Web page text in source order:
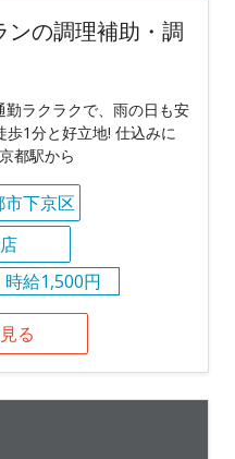
ンの調理補助・調
ラクラクで、雨の日も安
1分と好立地! 仕込みに
都駅から
市下京区
時給1,500円
る